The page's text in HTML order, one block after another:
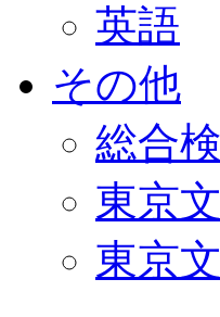
英語
その他
総合
東京
東京